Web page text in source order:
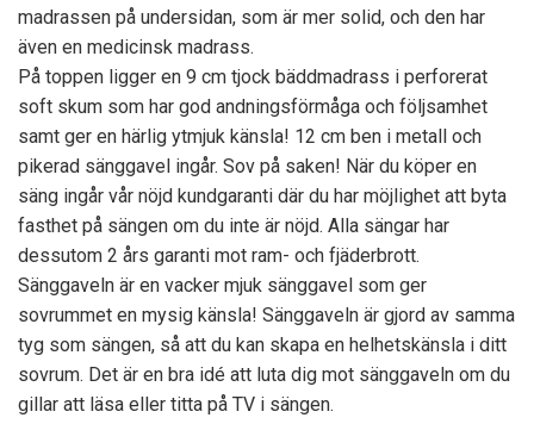
madrassen på undersidan, som är mer solid, och den har
även en medicinsk madrass.
På toppen ligger en 9 cm tjock bäddmadrass i perforerat
soft skum som har god andningsförmåga och följsamhet
samt ger en härlig ytmjuk känsla! 12 cm ben i metall och
pikerad sänggavel ingår. Sov på saken! När du köper en
säng ingår vår nöjd kundgaranti där du har möjlighet att byta
fasthet på sängen om du inte är nöjd. Alla sängar har
dessutom 2 års garanti mot ram- och fjäderbrott.
Sänggaveln är en vacker mjuk sänggavel som ger
sovrummet en mysig känsla! Sänggaveln är gjord av samma
tyg som sängen, så att du kan skapa en helhetskänsla i ditt
sovrum. Det är en bra idé att luta dig mot sänggaveln om du
gillar att läsa eller titta på TV i sängen.